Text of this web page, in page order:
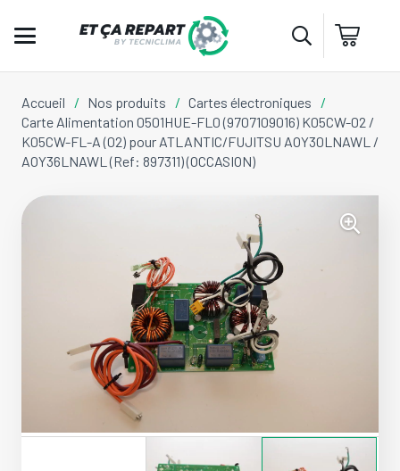
Accueil / Nos produits / Cartes électroniques
/
Carte Alimentation 0501HUE-FL0 (9707109016) K05CW-02 /
K05CW-FL-A (02) pour ATLANTIC/FUJITSU AOY30LNAWL /
AOY36LNAWL (Ref: 897311) (OCCASION)